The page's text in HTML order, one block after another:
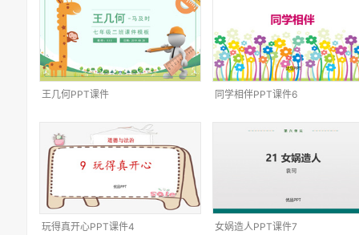
王几何PPT课件 同学相伴PPT课件6
玩得真开心PPT课件4 女娲造人PPT课件7